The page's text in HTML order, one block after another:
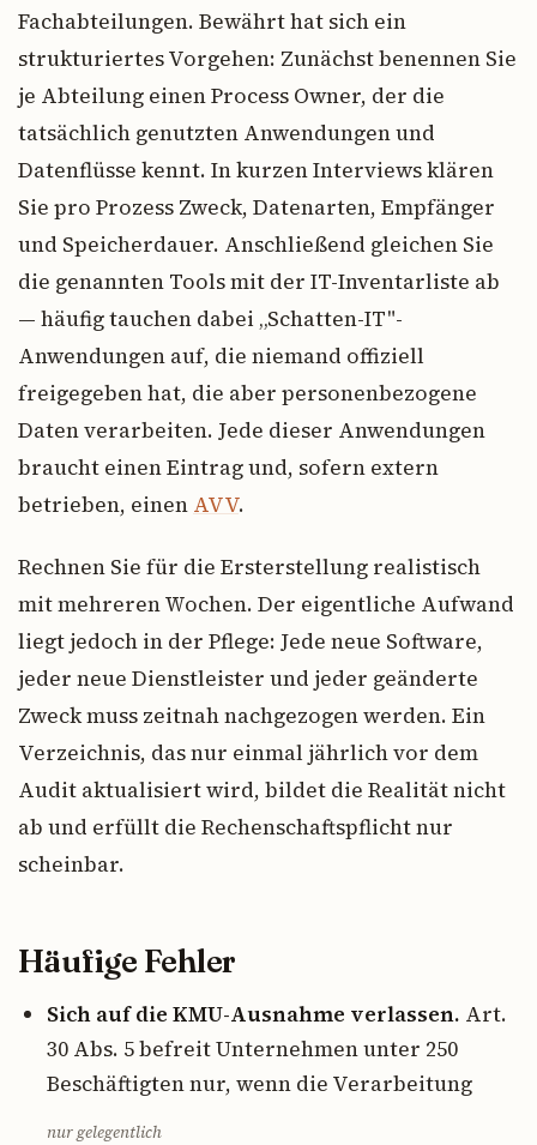
Fachabteilungen. Bewährt hat sich ein
strukturiertes Vorgehen: Zunächst benennen Sie
je Abteilung einen Process Owner, der die
tatsächlich genutzten Anwendungen und
Datenflüsse kennt. In kurzen Interviews klären
Sie pro Prozess Zweck, Datenarten, Empfänger
und Speicherdauer. Anschließend gleichen Sie
die genannten Tools mit der IT-Inventarliste ab
— häufig tauchen dabei „Schatten-IT"-
Anwendungen auf, die niemand offiziell
freigegeben hat, die aber personenbezogene
Daten verarbeiten. Jede dieser Anwendungen
braucht einen Eintrag und, sofern extern
betrieben, einen AVV.
Rechnen Sie für die Ersterstellung realistisch
mit mehreren Wochen. Der eigentliche Aufwand
liegt jedoch in der Pflege: Jede neue Software,
jeder neue Dienstleister und jeder geänderte
Zweck muss zeitnah nachgezogen werden. Ein
Verzeichnis, das nur einmal jährlich vor dem
Audit aktualisiert wird, bildet die Realität nicht
ab und erfüllt die Rechenschaftspflicht nur
scheinbar.
Häufige Fehler
Sich auf die KMU-Ausnahme verlassen. Art.
30 Abs. 5 befreit Unternehmen unter 250
Beschäftigten nur, wenn die Verarbeitung
nur gelegentlich